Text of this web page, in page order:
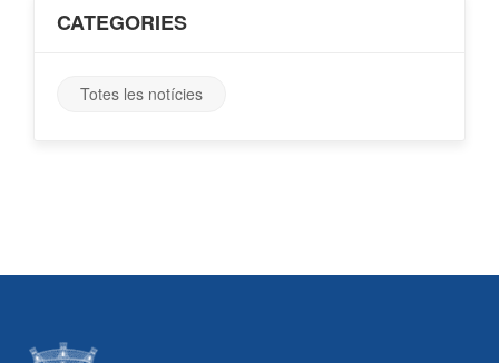
CATEGORIES
Totes les notícies